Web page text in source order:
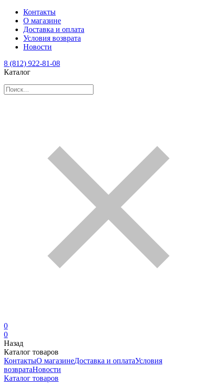
Контакты
О магазине
Доставка и оплата
Условия возврата
Новости
8 (812) 922-81-08
Каталог
0
0
Назад
Каталог товаров
КонтактыО магазинеДоставка и оплатаУсловия
возвратаНовости
Каталог товаров